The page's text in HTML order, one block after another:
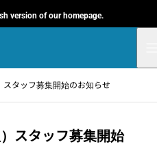
version of our homepage.
タッフ募集開始のお知らせ
スタッフ募集開始